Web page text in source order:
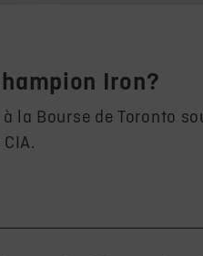
Iron?
la Bourse de Toronto